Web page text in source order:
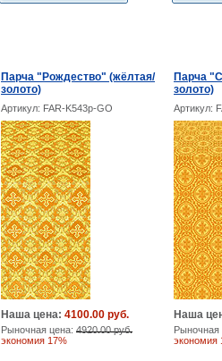
Парча "Рождество" (жёлтая/
золото)
Парча
золото)
Артикул: FAR-K543p-GO Артикул:
Наша цена: 4100.00 руб.
Рыночная цена: 4920.00 руб.
экономия 17%
Наша
экономия